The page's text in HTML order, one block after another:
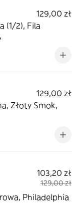
129,00 zł
(1/2), Fila
129,00 zł
Złoty Smok,
103,20 zł
129,00 zł
Philadelphia